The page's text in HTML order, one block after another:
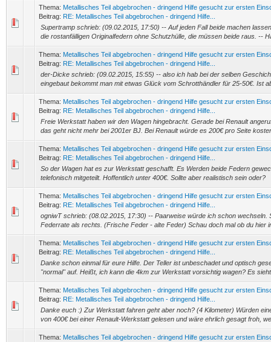
Thema: Metallisches Teil abgebrochen - dringend Hilfe gesucht zur ersten
Beitrag: RE: Metallisches Teil abgebrochen - dringend Hilfe...
Supertramp schrieb: (09.02.2015, 17:50) -- Auf jeden Fall beide machen
die rostanfälligen Originalfedern ohne Schutzhülle, die müssen beide raus. --
Thema: Metallisches Teil abgebrochen - dringend Hilfe gesucht zur ersten
Beitrag: RE: Metallisches Teil abgebrochen - dringend Hilfe...
der-Dicke schrieb: (09.02.2015, 15:55) -- also ich hab bei der selben
eingebaut bekommt man mit etwas Glück vom Schrotthändler für 25-50€. Ist
Thema: Metallisches Teil abgebrochen - dringend Hilfe gesucht zur ersten
Beitrag: RE: Metallisches Teil abgebrochen - dringend Hilfe...
Freie Werkstatt haben wir den Wagen hingebracht. Gerade bei Renault
das geht nicht mehr bei 2001er BJ. Bei Renault würde es 200€ pro Seite
Thema: Metallisches Teil abgebrochen - dringend Hilfe gesucht zur ersten
Beitrag: RE: Metallisches Teil abgebrochen - dringend Hilfe...
So der Wagen hat es zur Werkstatt geschafft. Es Werden beide Federn
telefonisch mitgeteilt. Hoffentlich unter 400€. Sollte aber realistisch sein oder?
Thema: Metallisches Teil abgebrochen - dringend Hilfe gesucht zur ersten
Beitrag: RE: Metallisches Teil abgebrochen - dringend Hilfe...
ogniwT schrieb: (08.02.2015, 17:30) -- Paarweise würde ich schon wechseln.
Federrate als rechts. (Frische Feder - alte Feder) Schau doch mal ob du hier
Thema: Metallisches Teil abgebrochen - dringend Hilfe gesucht zur ersten
Beitrag: RE: Metallisches Teil abgebrochen - dringend Hilfe...
Danke schon einmal für eure Hilfe. Der Teller ist unbeschadet und optisch
"normal" auf. Heißt, ich kann die 4km zur Werkstatt vorsichtig wagen? Es
Thema: Metallisches Teil abgebrochen - dringend Hilfe gesucht zur ersten
Beitrag: RE: Metallisches Teil abgebrochen - dringend Hilfe...
Danke euch :) Zur Werkstatt fahren geht aber noch? (4 Kilometer) Würden
von 400€ bei einer Renault-Werkstatt gelesen und wäre ehrlich gesagt froh,
Thema: Metallisches Teil abgebrochen - dringend Hilfe gesucht zur ersten